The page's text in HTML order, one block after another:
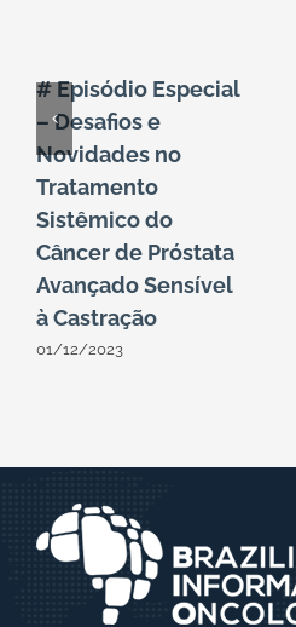
# Episódio Especial
– Desafios e
Novidades no
Tratamento
Sistêmico do
Câncer de Próstata
Avançado Sensível
à Castração
01/12/2023